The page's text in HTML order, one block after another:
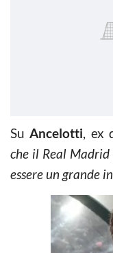
SuAncelotti, ex
che il Real
essere un grande